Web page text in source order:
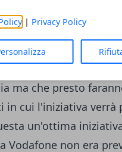
| Privacy Policy
da decidere in
presso il
Pisa, Napoli,
Reggio
ma che presto
in cui l'iniziativa verrà
un'ottima
Vodafone non era